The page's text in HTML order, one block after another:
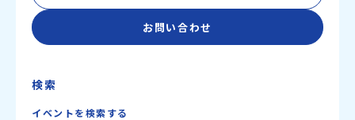
お問い合わせ
検索
イベントを検索する